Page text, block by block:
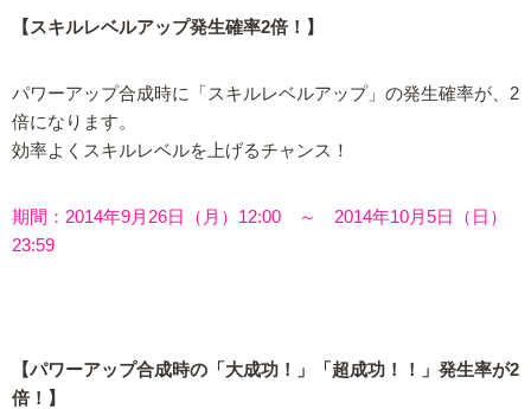
【スキルレベルアップ発生確率2倍！】
パワーアップ合成時に「スキルレベルアップ」の発生確率が、2
倍になります。
効率よくスキルレベルを上げるチャンス！
期間：2014年9月26日（月）12:00 ～ 2014年10月5日（日）
23:59
【パワーアップ合成時の「大成功！」「超成功！！」発生率が2
倍！】